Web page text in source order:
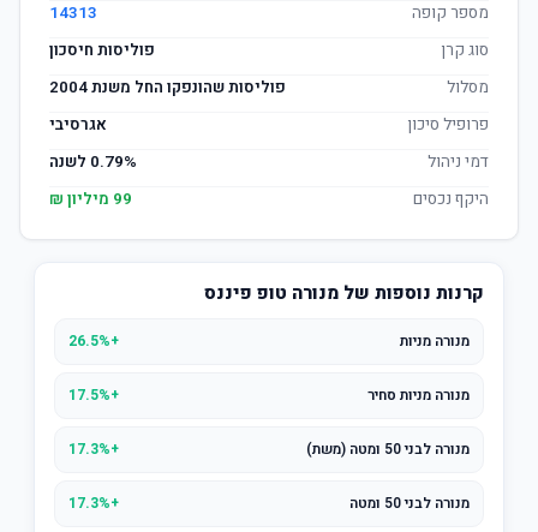
מספר קופה
14313
סוג קרן
פוליסות חיסכון
מסלול
פוליסות שהונפקו החל משנת 2004
פרופיל סיכון
אגרסיבי
דמי ניהול
0.79% לשנה
היקף נכסים
99 מיליון ₪
קרנות נוספות של מנורה טופ פיננס
מנורה מניות +26.5%
מנורה מניות סחיר +17.5%
מנורה לבני 50 ומטה (משת) +17.3%
מנורה לבני 50 ומטה +17.3%